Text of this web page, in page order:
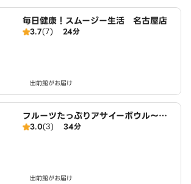
毎日健康！スムージー生活 名古屋店
3.7(7) 24分
出前館がお届け
フルーツたっぷりアサイーボウル～ワ
イキキ・ボウルズ 大治店
3.0(3) 34分
出前館がお届け